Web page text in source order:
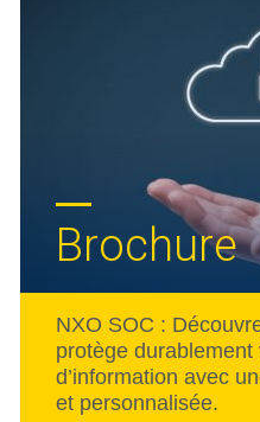
Brochure
NXO SOC :
protège
d’information avec
et personnalisée.